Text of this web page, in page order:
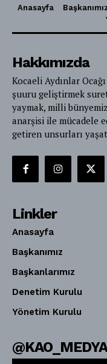
Anasayfa
Hakkımızda
Kocaeli Aydınlar
şuuru geliştirmek
yaymak, milli
anarşisi ile mücadele
getiren unsurları
Linkler
Anasayfa
Başkanımız
Başkanlarımız
Denetim Kurulu
Yönetim Kurulu
@KAO_MEDYA